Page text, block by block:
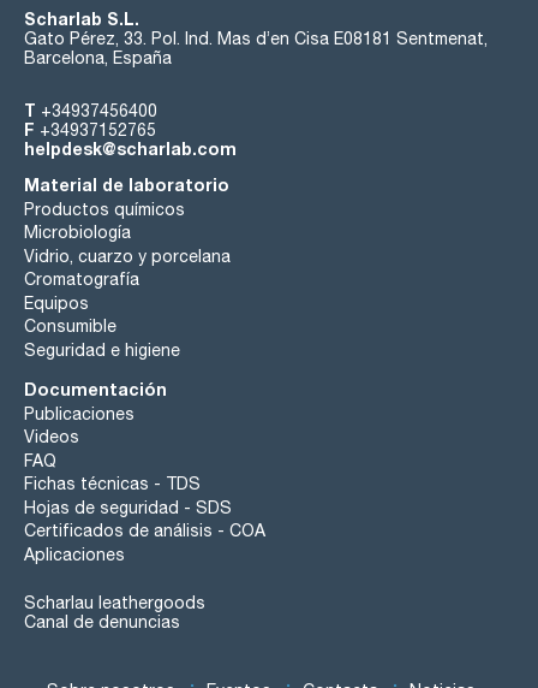
Scharlab S.L.
Gato Pérez, 33. Pol. Ind. Mas d’en Cisa E08181 Sentmenat,
Barcelona, España
T +34937456400
F +34937152765
helpdesk@scharlab.com
Material de laboratorio
Productos químicos
Microbiología
Vidrio, cuarzo y porcelana
Cromatografía
Equipos
Consumible
Seguridad e higiene
Documentación
Publicaciones
Videos
FAQ
Fichas técnicas - TDS
Hojas de seguridad - SDS
Certificados de análisis - COA
Aplicaciones
Scharlau leathergoods
Canal de denuncias